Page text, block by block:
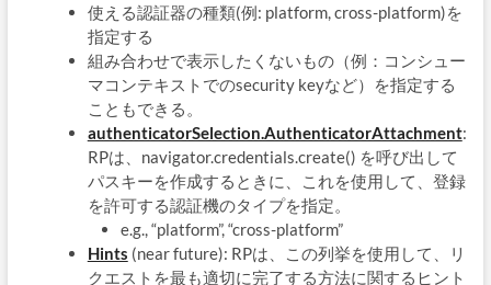
使える認証器の種類(例: platform, cross-platform)を
指定する
組み合わせで表示したくないもの（例：コンシュー
マコンテキストでのsecurity keyなど）を指定する
こともできる。
authenticatorSelection.AuthenticatorAttachment:
RPは、navigator.credentials.create() を呼び出して
パスキーを作成するときに、これを使用して、登録
を許可する認証機のタイプを指定。
e.g., “platform”, “cross-platform”
Hints (near future): RPは、この列挙を使用して、リ
クエストを最も適切に完了する方法に関するヒント